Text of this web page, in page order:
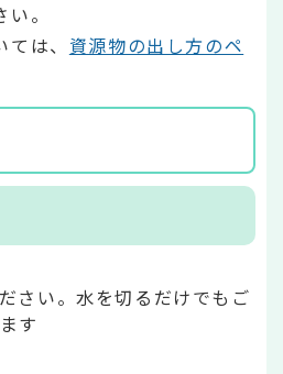
。
は、 資源物の出し方のペ
さい。水を切るだけでもご
す